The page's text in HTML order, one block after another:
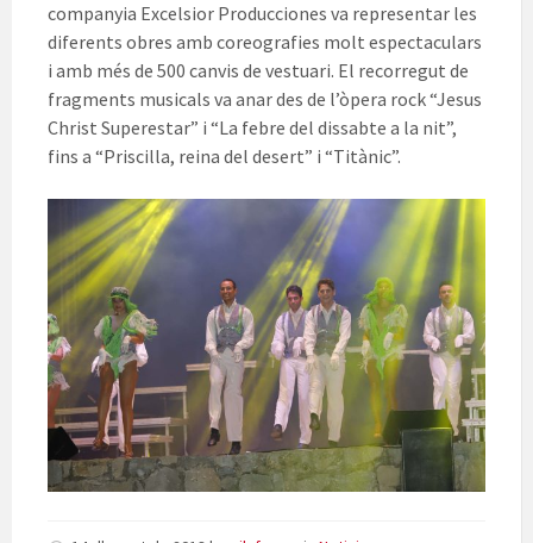
companyia Excelsior Producciones va representar les
diferents obres amb coreografies molt espectaculars
i amb més de 500 canvis de vestuari. El recorregut de
fragments musicals va anar des de l’òpera rock “Jesus
Christ Superestar” i “La febre del dissabte a la nit”,
fins a “Priscilla, reina del desert” i “Titànic”.